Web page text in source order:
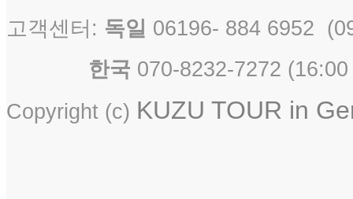
고객센터: 독일 06196- 884 6952
한국 070-8232-7272 (
Copyright (c) KUZU TOUR in